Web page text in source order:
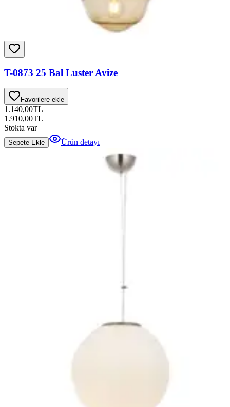
T-0873 25 Bal Luster Avize
Favorilere ekle
1.140,00TL
1.910,00TL
Stokta var
Sepete Ekle Ürün detayı